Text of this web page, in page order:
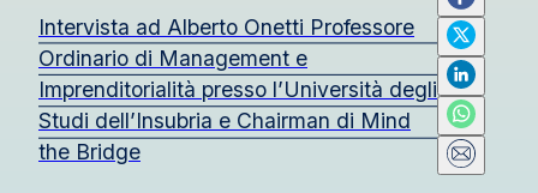
Intervista ad Alberto Onetti Professore
Ordinario di Management e
Imprenditorialità presso l’Università degli
Studi dell’Insubria e Chairman di Mind
the Bridge